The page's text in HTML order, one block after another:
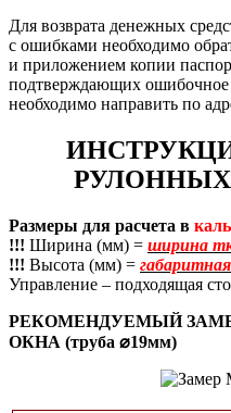
Для возврата денежных
с ошибками необходимо
и приложением копии
подтверждающих ошибочное
необходимо направить по
Размеры для расчета в
!!! Ширина (мм) = ширина
!!! Высота (мм) =
Управление – подходящая
РЕКОМЕНДУЕМЫЙ
ОКНА (труба ⌀19мм)